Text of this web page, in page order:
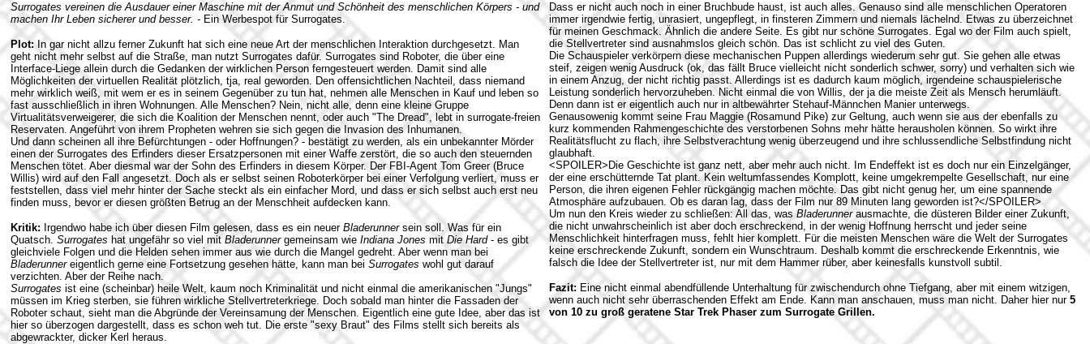
Surrogates vereinen die Ausdauer einer Maschine mit der Anmut und Schönheit des menschlichen Körpers - und
machen Ihr Leben sicherer und besser. - Ein Werbespot für Surrogates.
Plot:In gar nicht allzu ferner Zukunft hat sich eine neue Art der menschlichen Interaktion durchgesetzt. Man
geht nicht mehr selbst auf die Straße, man nutzt Surrogates dafür. Surrogates sind Roboter, die über eine
Interface-Liege allein durch die Gedanken der wirklichen Person ferngesteuert werden. Damit sind alle
Möglichkeiten der virtuellen Realität plötzlich, tja, real geworden. Den offensichtlichen Nachteil, dass niemand
mehr wirklich weiß, mit wem er es in seinem Gegenüber zu tun hat, nehmen alle Menschen in Kauf und leben so
fast ausschließlich in ihren Wohnungen. Alle Menschen? Nein, nicht alle, denn eine kleine Gruppe
Virtualitätsverweigerer, die sich die Koalition der Menschen nennt, oder auch "The Dread", lebt in surrogate-freien
Reservaten. Angeführt von ihrem Propheten wehren sie sich gegen die Invasion des Inhumanen.
Und dann scheinen all ihre Befürchtungen - oder Hoffnungen? - bestätigt zu werden, als ein unbekannter Mörder
einen der Surrogates des Erfinders dieser Ersatzpersonen mit einer Waffe zerstört, die so auch den steuernden
Menschen tötet. Aber diesmal war der Sohn des Erfinders in diesem Körper. Der FBI-Agent Tom Greer (Bruce
Willis) wird auf den Fall angesetzt. Doch als er selbst seinen Roboterkörper bei einer Verfolgung verliert, muss er
feststellen, dass viel mehr hinter der Sache steckt als ein einfacher Mord, und dass er sich selbst auch erst neu
finden muss, bevor er diesen größten Betrug an der Menschheit aufdecken kann.
Kritik: Irgendwo habe ich über diesen Film gelesen, dass es ein neuer Bladerunnersein soll. Was für ein
Quatsch. Surrogates hat ungefähr so viel mit Bladerunnergemeinsam wie Indiana Jones mit Die Hard- es gibt
gleichviele Folgen und die Helden sehen immer aus wie durch die Mangel gedreht. Aber wenn man bei
Bladerunnereigentlich gerne eine Fortsetzung gesehen hätte, kann man bei Surrogates wohl gut darauf
verzichten. Aber der Reihe nach.
Surrogates ist eine (scheinbar) heile Welt, kaum noch Kriminalität und nicht einmal die amerikanischen "Jungs"
müssen im Krieg sterben, sie führen wirkliche Stellvertreterkriege. Doch sobald man hinter die Fassaden der
Roboter schaut, sieht man die Abgründe der Vereinsamung der Menschen. Eigentlich eine gute Idee, aber das ist
hier so überzogen dargestellt, dass es schon weh tut. Die erste "sexy Braut" des Films stellt sich bereits als
abgewrackter, dicker Kerl heraus.
Dass er nicht auch noch in einer Bruchbude haust, ist auch alles. Genauso sind alle menschlichen Operatoren
immer irgendwie fertig, unrasiert, ungepflegt, in finsteren Zimmern und niemals lächelnd. Etwas zu überzeichnet
für meinen Geschmack. Ähnlich die andere Seite. Es gibt nur schöne Surrogates. Egal wo der Film auch spielt,
die Stellvertreter sind ausnahmslos gleich schön. Das ist schlicht zu viel des Guten.
Die Schauspieler verkörpern diese mechanischen Puppen allerdings wiederum sehr gut. Sie gehen alle etwas
steif, zeigen wenig Ausdruck (ok, das fällt Bruce vielleicht nicht sonderlich schwer, sorry) und verhalten sich wie
in einem Anzug, der nicht richtig passt. Allerdings ist es dadurch kaum möglich, irgendeine schauspielerische
Leistung sonderlich hervorzuheben. Nicht einmal die von Willis, der ja die meiste Zeit als Mensch herumläuft.
Denn dann ist er eigentlich auch nur in altbewährter Stehauf-Männchen Manier unterwegs.
Genausowenig kommt seine Frau Maggie (Rosamund Pike) zur Geltung, auch wenn sie aus der ebenfalls zu
kurz kommenden Rahmengeschichte des verstorbenen Sohns mehr hätte herausholen können. So wirkt ihre
Realitätsflucht zu flach, ihre Selbstverachtung wenig überzeugend und ihre schlussendliche Selbstfindung nicht
glaubhaft.
<SPOILER>Die Geschichte ist ganz nett, aber mehr auch nicht. Im Endeffekt ist es doch nur ein Einzelgänger,
der eine erschütternde Tat plant. Kein weltumfassendes Komplott, keine umgekrempelte Gesellschaft, nur eine
Person, die ihren eigenen Fehler rückgängig machen möchte. Das gibt nicht genug her, um eine spannende
Atmosphäre aufzubauen. Ob es daran lag, dass der Film nur 89 Minuten lang geworden ist?</SPOILER>
Um nun den Kreis wieder zu schließen: All das, wasBladerunnerausmachte, die düsteren Bilder einer Zukunft,
die nicht unwahrscheinlich ist aber doch erschreckend, in der wenig Hoffnung herrscht und jeder seine
Menschlichkeit hinterfragen muss, fehlt hier komplett. Für die meisten Menschen wäre die Welt der Surrogates
keine erschreckende Zukunft, sondern ein Wunschtraum. Deshalb kommt die erschreckende Erkenntnis, wie
falsch die Idee der Stellvertreter ist, nur mit dem Hammer rüber, aber keinesfalls kunstvoll subtil.
Fazit: Eine nicht einmal abendfüllende Unterhaltung für zwischendurch ohne Tiefgang, aber mit einem witzigen,
wenn auch nicht sehr überraschenden Effekt am Ende. Kann man anschauen, muss man nicht. Daher hier nur 5
von 10 zu groß geratene Star Trek Phaser zum Surrogate Grillen.